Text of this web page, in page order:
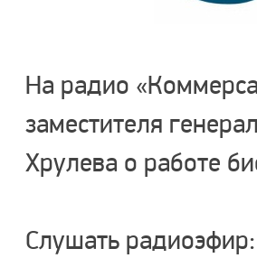
На радио
заместителя
Хрулева о работе
Cлушать радиоэфир: